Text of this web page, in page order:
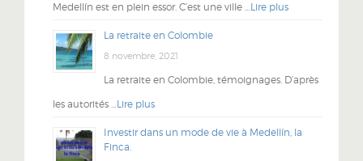
Medellín est en plein essor. C’est une ville …Lire plus
La retraite en Colombie
8 novembre, 2021
La retraite en Colombie, témoignages. D’après
les autorités …Lire plus
Investir dans un mode de vie à Medellín, la
Finca.